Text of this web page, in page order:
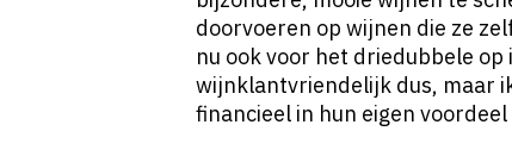
doorvoeren op wijnen die ze
nu ook voor het driedubbele
wijnklantvriendelijk dus, maar
financieel in hun eigen